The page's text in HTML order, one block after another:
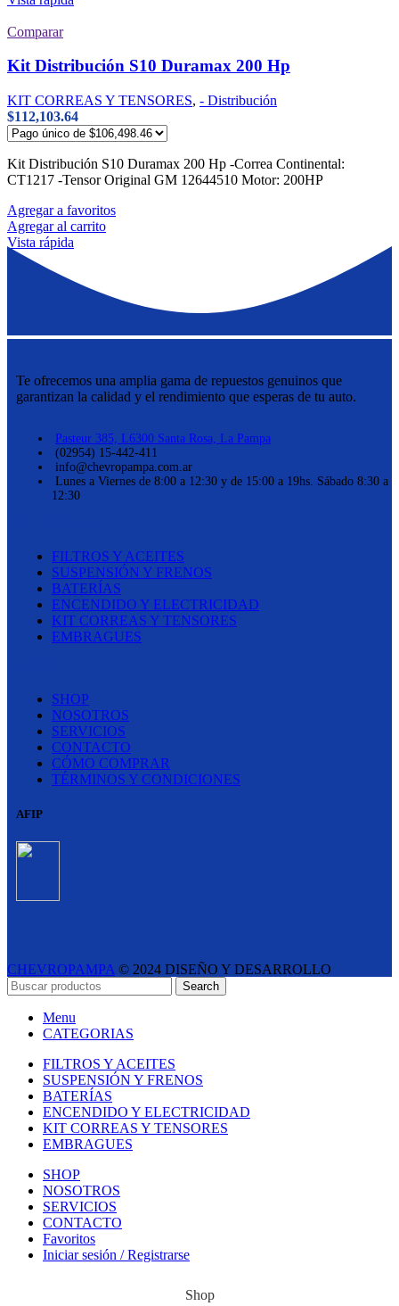
Comparar
Kit Distribución S10 Duramax 200 Hp
KIT CORREAS Y TENSORES, - Distribución
$112,103.64
Kit Distribución S10 Duramax 200 Hp -Correa Continental:
CT1217 -Tensor Original GM 12644510 Motor: 200HP
Agregar a favoritos
Agregar al carrito
Vista rápida
Te ofrecemos una amplia gama de repuestos genuinos que
garantizan la calidad y el rendimiento que esperas de tu auto.
Pasteur 385, L6300 Santa Rosa, La Pampa
(02954) 15-442-411
info@chevropampa.com.ar
Lunes a Viernes de 8:00 a 12:30 y de 15:00 a 19hs. Sábado 8:30 a
12:30
FILTROS Y ACEITES
SUSPENSIÓN Y FRENOS
BATERÍAS
ENCENDIDO Y ELECTRICIDAD
KIT CORREAS Y TENSORES
EMBRAGUES
SHOP
NOSOTROS
SERVICIOS
CONTACTO
CÓMO COMPRAR
TÉRMINOS Y CONDICIONES
AFIP
CHEVROPAMPA © 2024 DISEÑO Y DESARROLLO
ESTUDIO LIPINA
- E-COMMERCE SOLUTIONS
Search
Menu
CATEGORIAS
FILTROS Y ACEITES
SUSPENSIÓN Y FRENOS
BATERÍAS
ENCENDIDO Y ELECTRICIDAD
KIT CORREAS Y TENSORES
EMBRAGUES
SHOP
NOSOTROS
SERVICIOS
CONTACTO
Favoritos
Iniciar sesión / Registrarse
Shop